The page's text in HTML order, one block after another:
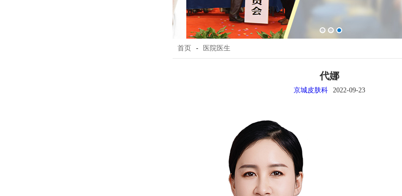
首页 - 医院医生
代娜
京城皮肤科 2022-09-23